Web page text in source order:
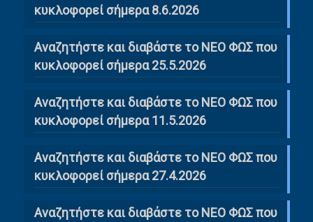
κυκλοφορεί σήμερα 8.6.2026
Αναζητήστε και διαβάστε το ΝΕΟ ΦΩΣ που
κυκλοφορεί σήμερα 25.5.2026
Αναζητήστε και διαβάστε το ΝΕΟ ΦΩΣ που
κυκλοφορεί σήμερα 11.5.2026
Αναζητήστε και διαβάστε το ΝΕΟ ΦΩΣ που
κυκλοφορεί σήμερα 27.4.2026
Αναζητήστε και διαβάστε το ΝΕΟ ΦΩΣ που